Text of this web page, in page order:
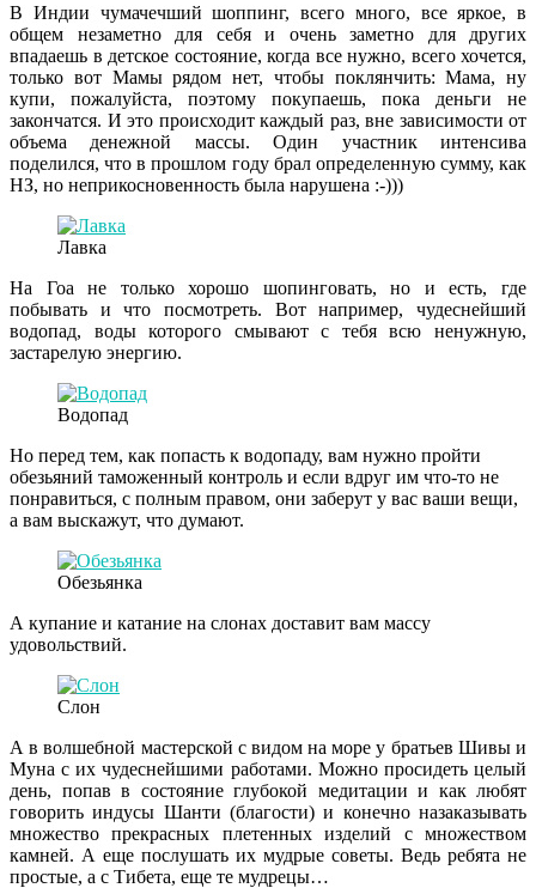
В Индии чумачечший шоппинг, всего много, все яркое, в
общем незаметно для себя и очень заметно для других
впадаешь в детское состояние, когда все нужно, всего хочется,
только вот Мамы рядом нет, чтобы поклянчить: Мама, ну
купи, пожалуйста, поэтому покупаешь, пока деньги не
закончатся. И это происходит каждый раз, вне зависимости от
объема денежной массы. Один участник интенсива
поделился, что в прошлом году брал определенную сумму, как
НЗ, но неприкосновенность была нарушена :-)))
Лавка
На Гоа не только хорошо шопинговать, но и есть, где
побывать и что посмотреть. Вот например, чудеснейший
водопад, воды которого смывают с тебя всю ненужную,
застарелую энергию.
Водопад
Но перед тем, как попасть к водопаду, вам нужно пройти
обезьяний таможенный контроль и если вдруг им что-то не
понравиться, с полным правом, они заберут у вас ваши вещи,
а вам выскажут, что думают.
Обезьянка
А купание и катание на слонах доставит вам массу
удовольствий.
Слон
А в волшебной мастерской с видом на море у братьев Шивы и
Муна с их чудеснейшими работами. Можно просидеть целый
день, попав в состояние глубокой медитации и как любят
говорить индусы Шанти (благости) и конечно назаказывать
множество прекрасных плетенных изделий с множеством
камней. А еще послушать их мудрые советы. Ведь ребята не
простые, а с Тибета, еще те мудрецы…